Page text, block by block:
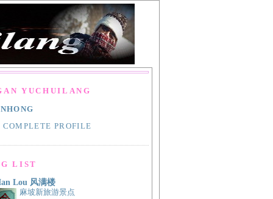
YUCHUILANG
PROFILE
LIST
Lou 风满楼
麻坡新旅游景点